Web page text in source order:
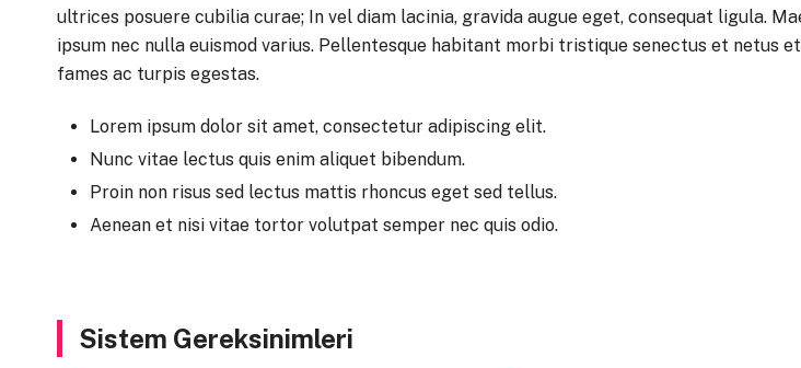
ultrices posuere cubilia curae; In vel diam lacinia, gravida augue eget, consequat ligula.
ipsum nec nulla euismod varius. Pellentesque habitant morbi tristique senectus et netus
fames ac turpis egestas.
Lorem ipsum dolor sit amet, consectetur adipiscing elit.
Nunc vitae lectus quis enim aliquet bibendum.
Proin non risus sed lectus mattis rhoncus eget sed tellus.
Aenean et nisi vitae tortor volutpat semper nec quis odio.
Sistem Gereksinimleri